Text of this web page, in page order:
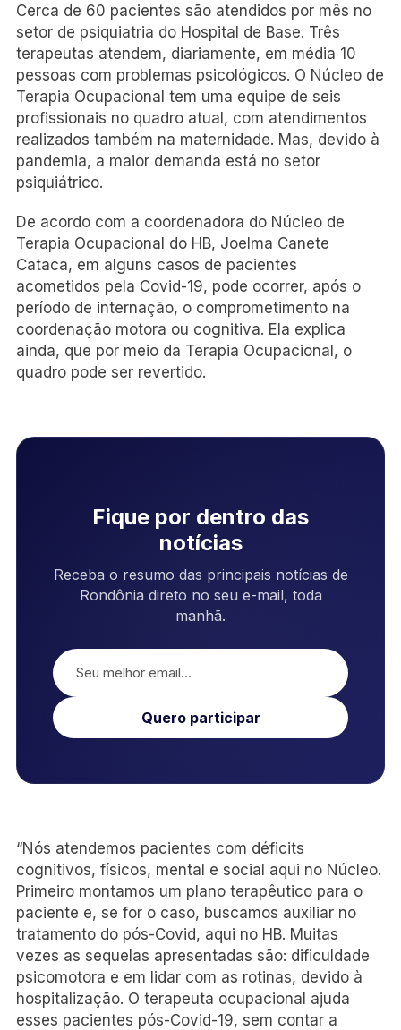
Cerca de 60 pacientes são atendidos por mês no
setor de psiquiatria do Hospital de Base. Três
terapeutas atendem, diariamente, em média 10
pessoas com problemas psicológicos. O Núcleo de
Terapia Ocupacional tem uma equipe de seis
profissionais no quadro atual, com atendimentos
realizados também na maternidade. Mas, devido à
pandemia, a maior demanda está no setor
psiquiátrico.
De acordo com a coordenadora do Núcleo de
Terapia Ocupacional do HB, Joelma Canete
Cataca, em alguns casos de pacientes
acometidos pela Covid-19, pode ocorrer, após o
período de internação, o comprometimento na
coordenação motora ou cognitiva. Ela explica
ainda, que por meio da Terapia Ocupacional, o
quadro pode ser revertido.
Fique por dentro das
notícias
Receba o resumo das principais notícias de
Rondônia direto no seu e-mail, toda
manhã.
Quero participar
“Nós atendemos pacientes com déficits
cognitivos, físicos, mental e social aqui no Núcleo.
Primeiro montamos um plano terapêutico para o
paciente e, se for o caso, buscamos auxiliar no
tratamento do pós-Covid, aqui no HB. Muitas
vezes as sequelas apresentadas são: dificuldade
psicomotora e em lidar com as rotinas, devido à
hospitalização. O terapeuta ocupacional ajuda
esses pacientes pós-Covid-19, sem contar a